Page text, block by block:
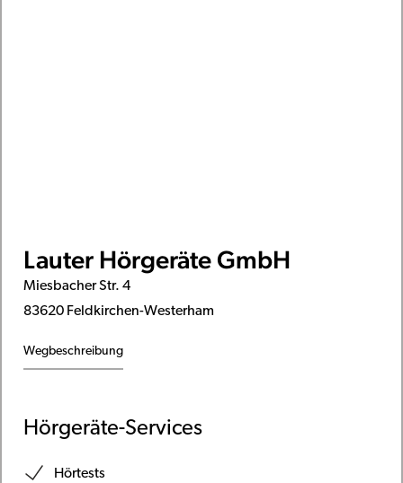
Lauter Hörgeräte GmbH
Miesbacher Str. 4
83620 Feldkirchen-Westerham
Wegbeschreibung
Hörgeräte-Services
Hörtests